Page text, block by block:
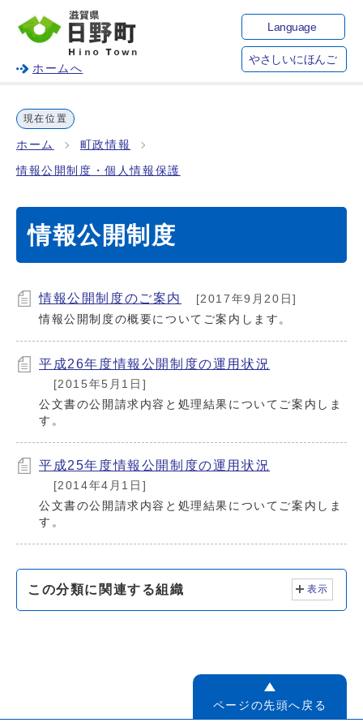
ホームへ
Language
やさしいにほんご
現在位置
ホーム 町政情報
情報公開制度・個人情報保護
情報公開制度
情報公開制度のご案内
[2017年9月20日]
情報公開制度の概要についてご案内します。
平成26年度情報公開制度の運用状況
[2015年5月1日]
公文書の公開請求内容と処理結果についてご案内しま
す。
平成25年度情報公開制度の運用状況
[2014年4月1日]
公文書の公開請求内容と処理結果についてご案内しま
す。
この分類に関連する組織 表示
ページの先頭へ戻る